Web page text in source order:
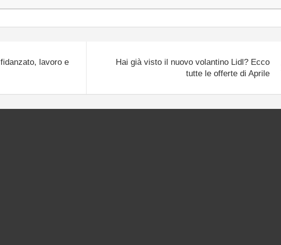
lavoro e
Hai già visto il nuovo volantino Lidl? Ecco
tutte le offerte di Aprile